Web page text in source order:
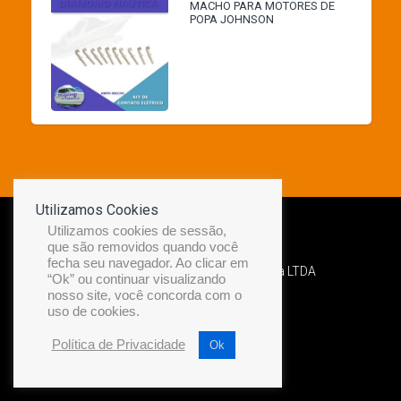
MACHO PARA MOTORES DE
POPA JOHNSON
Desenvolvido por Diamond Náutica LTDA
Utilizamos Cookies
Utilizamos cookies de sessão,
que são removidos quando você
fecha seu navegador. Ao clicar em
“Ok” ou continuar visualizando
nosso site, você concorda com o
uso de cookies.
Política de Privacidade Ok